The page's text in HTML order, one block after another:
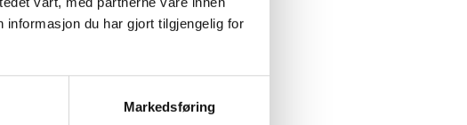
du har gjort tilgjengelig for
Markedsføring